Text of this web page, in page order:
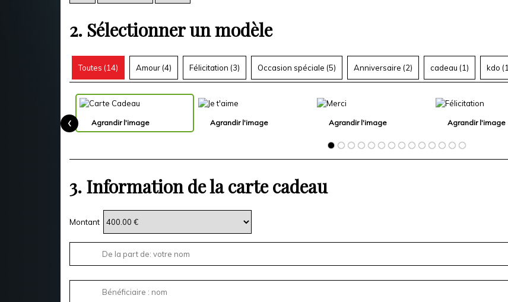
2. Sélectionner un modèle
Toutes (14) Amour (4) Félicitation (3) Occasion spéciale (5) Anniversaire (2) cadeau (1) kdo (1
Agrandir l'image Agrandir l'image Agrandir l'image Agrandir l'image
‹
3. Information de la carte cadeau
Montant